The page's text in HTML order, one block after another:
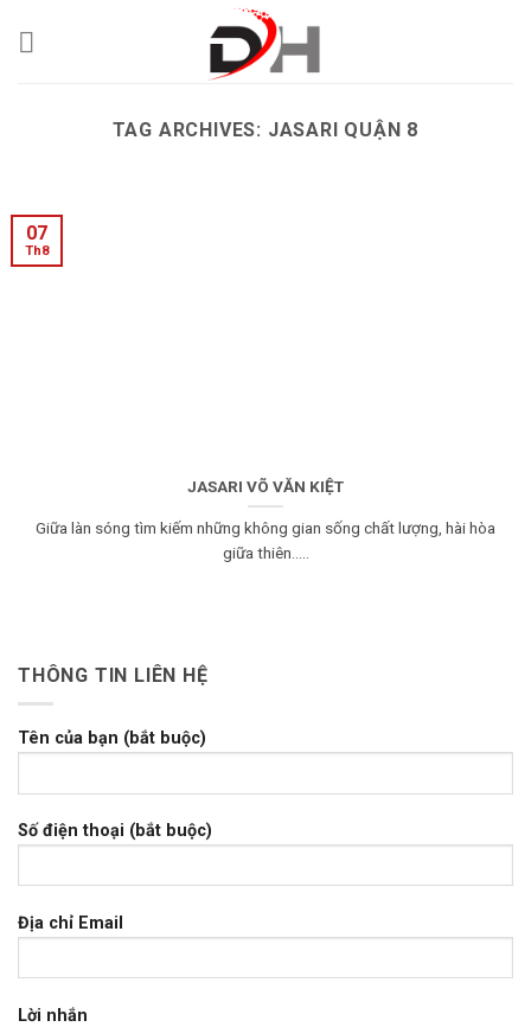
TAG ARCHIVES: JASARI QUẬN 8
JASARI VÕ VĂN KIỆT
Giữa làn sóng tìm kiếm những không gian sống chất lượng, hài hòa
giữa thiên.....
07
Th8
THÔNG TIN LIÊN HỆ
Tên của bạn (bắt buộc)
Số điện thoại (bắt buộc)
Địa chỉ Email
Lời nhắn